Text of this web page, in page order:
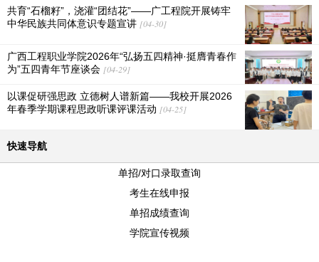
共育“石榴籽”，浇灌“团结花”——广工程院开展铸牢
中华民族共同体意识专题宣讲 [04-30]
广西工程职业学院2026年“弘扬五四精神·挺膺青春作
为”五四青年节座谈会 [04-29]
以课促研强思政 立德树人谱新篇——我校开展2026
年春季学期课程思政听课评课活动 [04-25]
快速导航
单招/对口录取查询
考生在线申报
单招成绩查询
学院宣传视频